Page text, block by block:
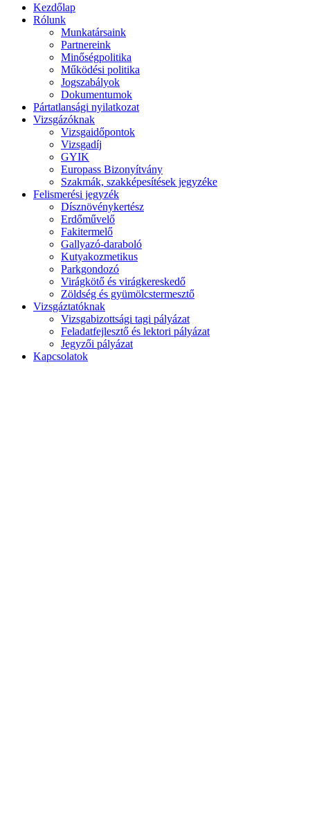
Kezdőlap
Rólunk
Munkatársaink
Partnereink
Minőségpolitika
Működési politika
Jogszabályok
Dokumentumok
Pártatlansági nyilatkozat
Vizsgázóknak
Vizsgaidőpontok
Vizsgadíj
GYIK
Europass Bizonyítvány
Szakmák, szakképesítések jegyzéke
Felismerési jegyzék
Dísznövénykertész
Erdőművelő
Fakitermelő
Gallyazó-daraboló
Kutyakozmetikus
Parkgondozó
Virágkötő és virágkereskedő
Zöldség és gyümölcstermesztő
Vizsgáztatóknak
Vizsgabizottsági tagi pályázat
Feladatfejlesztő és lektori pályázat
Jegyzői pályázat
Kapcsolatok